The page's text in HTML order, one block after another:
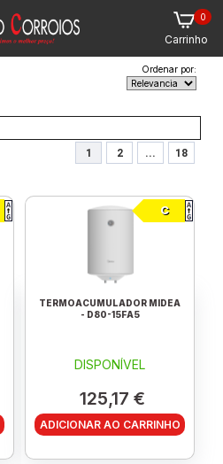
Carrinho
0
Ordenar por:
1 2 ... 18
C
TERMOACUMULADOR MIDEA
- D80-15FA5
DISPONÍVEL
125,17 €
ADICIONAR AO CARRINHO